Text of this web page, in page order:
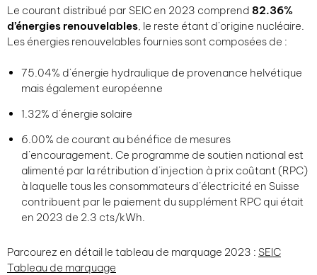
Le courant distribué par SEIC en 2023 comprend 82.36%
d’énergies renouvelables, le reste étant d’origine nucléaire.
Les énergies renouvelables fournies sont composées de :
75.04% d’énergie hydraulique de provenance helvétique
mais également européenne
1.32% d’énergie solaire
6.00% de courant au bénéfice de mesures
d’encouragement. Ce programme de soutien national est
alimenté par la rétribution d’injection à prix coûtant (RPC)
à laquelle tous les consommateurs d’électricité en Suisse
contribuent par le paiement du supplément RPC qui était
en 2023 de 2.3 cts/kWh.
Parcourez en détail le tableau de marquage 2023 : SEIC
Tableau de marquage